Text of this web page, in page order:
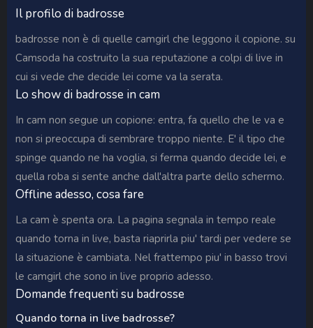
Il profilo di badrosse
badrosse non è di quelle camgirl che leggono il copione. su
Camsoda ha costruito la sua reputazione a colpi di live in
cui si vede che decide lei come va la serata.
Lo show di badrosse in cam
In cam non segue un copione: entra, fa quello che le va e
non si preoccupa di sembrare troppo niente. E' il tipo che
spinge quando ne ha voglia, si ferma quando decide lei, e
quella roba si sente anche dall'altra parte dello schermo.
Offline adesso, cosa fare
La cam è spenta ora. La pagina segnala in tempo reale
quando torna in live, basta riaprirla piu' tardi per vedere se
la situazione è cambiata. Nel frattempo piu' in basso trovi
le camgirl che sono in live proprio adesso.
Domande frequenti su badrosse
Quando torna in live badrosse?